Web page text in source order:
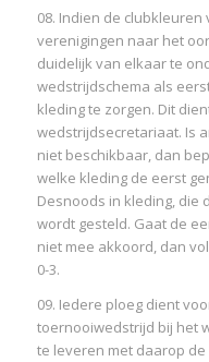
08. Indien de
verenigingen naar het
duidelijk van elkaar te
wedstrijdschema als
kleding te zorgen. Dit
wedstrijdsecretariaat. Is
niet beschikbaar, dan
welke kleding de eerst
Desnoods in kleding, die
wordt gesteld. Gaat de
niet mee akkoord, dan
0-3.
09. Iedere ploeg dient
toernooiwedstrijd bij het
te leveren met daarop